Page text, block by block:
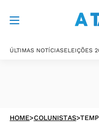
ÚLTIMAS NOTÍCIASELEIÇÕES
HOME>COLUNISTAS>